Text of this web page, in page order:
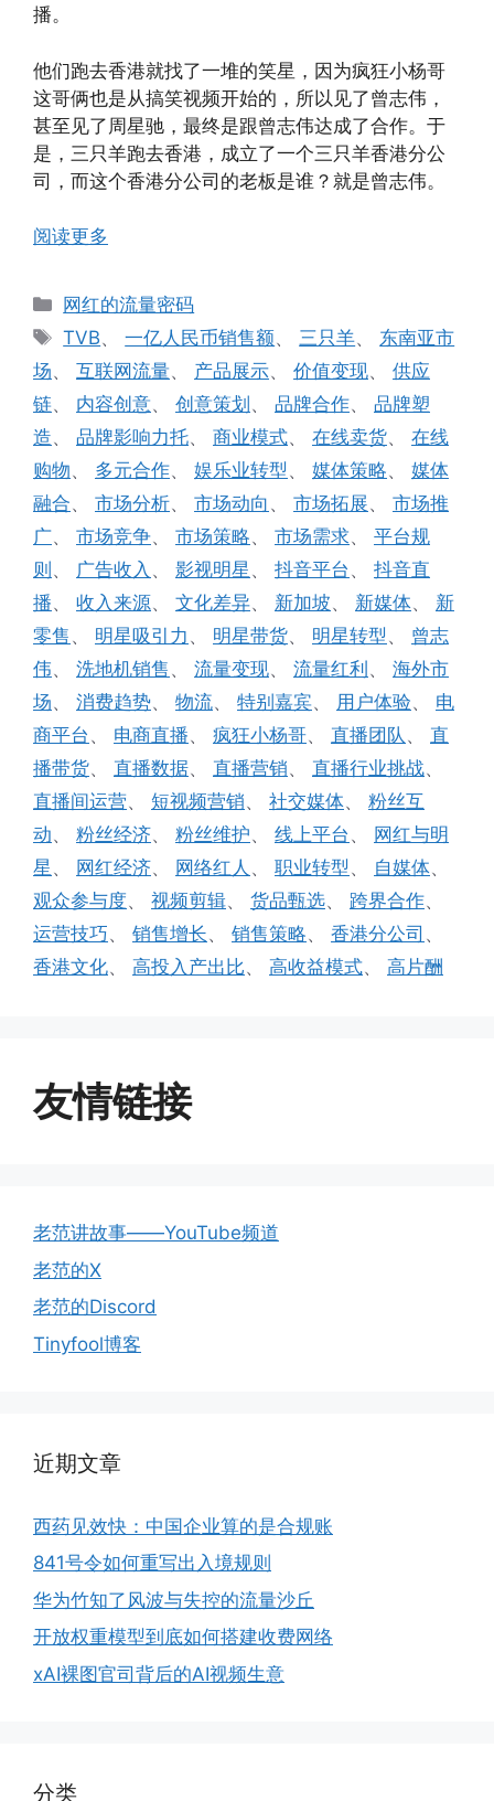
播。
他们跑去香港就找了一堆的笑星，因为疯狂小杨哥
这哥俩也是从搞笑视频开始的，所以见了曾志伟，
甚至见了周星驰，最终是跟曾志伟达成了合作。于
是，三只羊跑去香港，成立了一个三只羊香港分公
司，而这个香港分公司的老板是谁？就是曾志伟。
阅读更多
分
类
网红的流量密码
标
签
TVB、一亿人民币销售额、三只羊、 东南亚市
场、 互联网流量、 产品展示、 价值变现、 供应
链、 内容创意、 创意策划 、 品牌合作、 品牌塑
造、 品牌影响力托、 商业模式、 在线卖货、 在线
购物、 多元合作、 娱乐业转型、 媒体策略、 媒体
融合、 市场分析、 市场动向 、 市场拓展、 市场推
广、 市场竞争、 市场策略、 市场需求、 平台规
则 、 广告收入 、 影视明星 、 抖音平台 、 抖音直
播、 收入来源、 文化差异、 新加坡、 新媒体、 新
零售 、 明星吸引力 、 明星带货、 明星转型、 曾志
伟、 洗地机销售 、 流量变现、 流量红利 、 海外市
场、 消费趋势、 物流、 特别嘉宾、 用户体验、 电
商平台 、 电商直播、 疯狂小杨哥、 直播团队 、 直
播带货、 直播数据、 直播营销、 直播行业挑战、
直播间运营、 短视频营销、 社交媒体、 粉丝互
动、 粉丝经济、 粉丝维护、 线上平台 、 网红与明
星 、 网红经济、 网络红人 、 职业转型、 自媒体、
观众参与度、 视频剪辑、 货品甄选、 跨界合作、
运营技巧、 销售增长、 销售策略、 香港分公司 、
香港文化、 高投入产出比、 高收益模式、 高片酬
友情链接
老范讲故事——YouTube频道
老范的X
老范的Discord
Tinyfool博客
近期文章
西药见效快：中国企业算的是合规账
841号令如何重写出入境规则
华为竹知了风波与失控的流量沙丘
开放权重模型到底如何搭建收费网络
xAI裸图官司背后的AI视频生意
分类